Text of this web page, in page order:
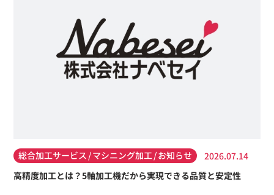
総合加工サービス マシニング加工 お知らせ
2026.07.14
高精度加工とは？5軸加工機だから実現できる品質と安定性